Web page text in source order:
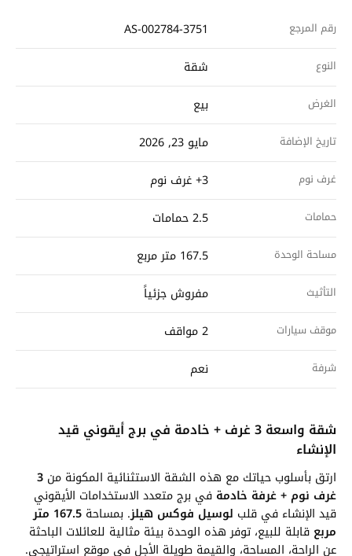
رقم المرجع AS-002784-3751
النوع شقة
الغرض بيع
تاريخ الإضافة مايو 23, 2026
غرف نوم 3+ غرف نوم
حمامات 2.5 حمامات
مساحة الوحدة 167.5 متر مربع
التأثيث مفروش جزئياً
موقف سيارات 2 مواقف
شرفة نعم
شقة واسعة 3 غرف + خادمة في برج أيقوني قيد
الإنشاء
ارتق بأسلوب حياتك مع هذه الشقة الاستثنائية المكونة من 3
غرف نوم + غرفة خادمة في برج متعدد الاستخدامات الأيقوني
قيد الإنشاء في قلب لوسيل فوكس هيلز. بمساحة
167.5 متر
مربع قابلة للبيع، توفر هذه الوحدة بيئة مثالية للعائلات الباحثة
عن الراحة، المساحة، والقيمة طويلة الأجل في موقع استراتيجي.